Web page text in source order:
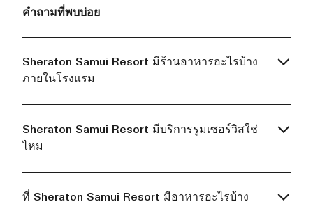
คำถามที่พบบ่อย
Sheraton Samui Resort มีร้านอาหารอะไรบ้าง
ภายในโรงแรม
Sheraton Samui Resort มีบริการรูมเซอร์วิสใช่
ไหม
ที่ Sheraton Samui Resort มีอาหารอะไรบ้าง